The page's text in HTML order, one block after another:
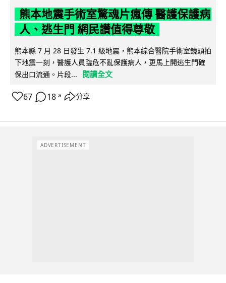
熊本地震手術室驚魂片瘋傳 醫護保護病
人、逃生門 網民讚值得尊敬
熊本縣 7 月 28 日發生 7.1 級地震，熊本綜合醫院手術室鏡頭拍
下地震一刻，醫護人員臨危不亂保護病人，更馬上開逃生門確
保出口流通。片段...
閱讀全文
67 18 ↗ 分享
ADVERTISEMENT